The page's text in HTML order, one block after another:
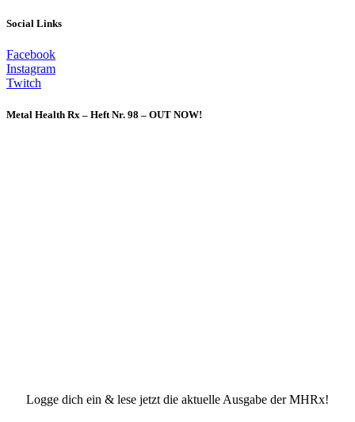
Social Links
Facebook
Instagram
Twitch
Metal Health Rx – Heft Nr. 98 – OUT NOW!
Logge dich ein & lese jetzt die aktuelle Ausgabe der MHRx!